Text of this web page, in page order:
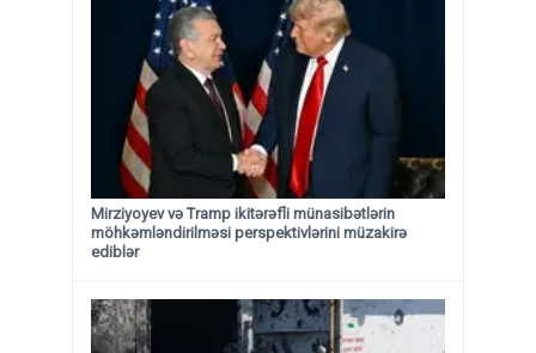
Mirziyoyev və Tramp ikitərəfli münasibətlərin
möhkəmləndirilməsi perspektivlərini müzakirə
ediblər